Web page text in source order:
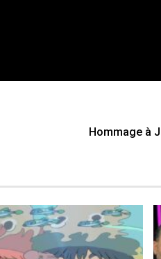
Hommage à